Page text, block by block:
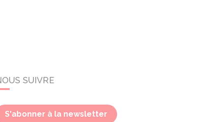
SUIVRE
S'abonner à la newsletter